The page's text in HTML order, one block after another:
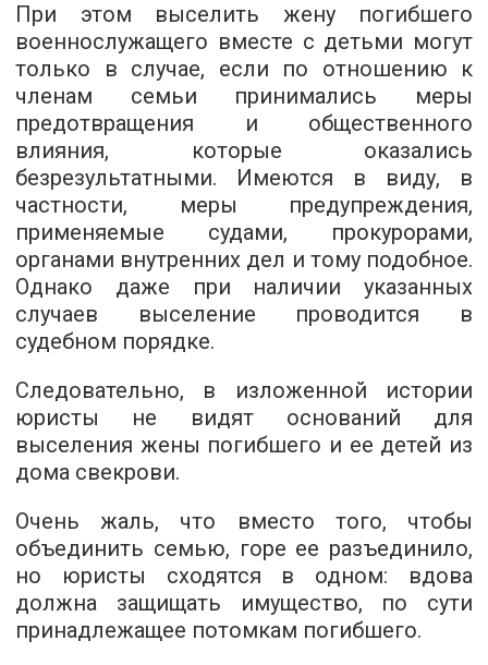
При этом выселить жену погибшего
военнослужащего вместе с детьми могут
только в случае, если по отношению к
членам семьи принимались меры
предотвращения и общественного
влияния, которые оказались
безрезультатными. Имеются в виду, в
частности, меры предупреждения,
применяемые судами, прокурорами,
органами внутренних дел и тому подобное.
Однако даже при наличии указанных
случаев выселение проводится в
судебном порядке.
Следовательно, в изложенной истории
юристы не видят оснований для
выселения жены погибшего и ее детей из
дома свекрови.
Очень жаль, что вместо того, чтобы
объединить семью, горе ее разъединило,
но юристы сходятся в одном: вдова
должна защищать имущество, по сути
принадлежащее потомкам погибшего.